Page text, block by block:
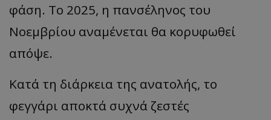
φάση. Το 2025, η πανσέληνος του
Νοεμβρίου αναμένεται θα κορυφωθεί
απόψε.
Κατά τη διάρκεια της ανατολής, το
φεγγάρι αποκτά συχνά ζεστές